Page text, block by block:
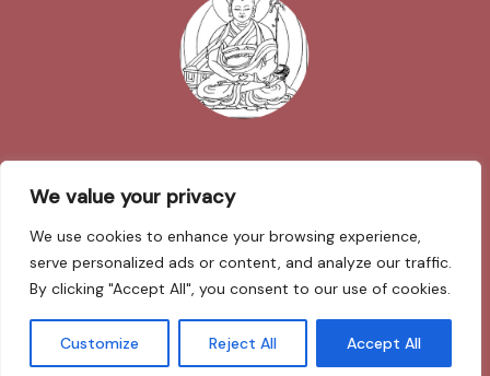
We value your privacy
We use cookies to enhance your browsing experience,
serve personalized ads or content, and analyze our traffic.
By clicking "Accept All", you consent to our use of cookies.
Customize Reject All Accept All
Datenschutzerklärung
Sarva Mangalam